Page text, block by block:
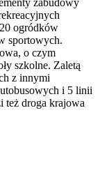
zabudowy
ogródków
sportowych.
o czym
szkolne. Zaletą
z innymi
i 5 linii
też droga krajowa